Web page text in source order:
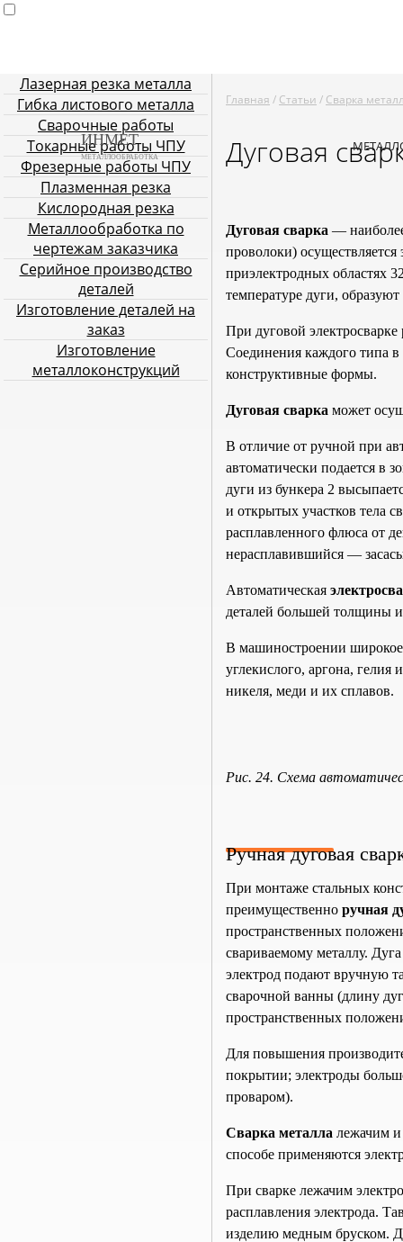
ГлавнаяУслуги металлообработки
Плазменная резка
ИНМЕТ
МЕТАЛЛООБРАБОТКА
Лазерная резка металла
Гибка листового металла
Сварочные работы
Токарные работы ЧПУ
Фрезерные работы ЧПУ
Плазменная резка
Кислородная резка
Металлообработка по
чертежам заказчика
Серийное производство
деталей
Изготовление деталей на
заказ
Изготовление
металлоконструкций
Главная / Статьи / Сварка
Дуговая
Дуговая сварка —
проволоки)
приэлектродных областях
температуре дуги,
При дуговой
Соединения каждого типа
конструктивные формы.
Дуговая сварка может
В отличие от ручной при
автоматически подается в
дуги из бункера 2
и открытых участков тела
расплавленного флюса от
нерасплавившийся —
Автоматическая
деталей большей толщины
В машиностроении широкое
углекислого, аргона,
никеля, меди и их сплавов.
Рис. 24. Схема
Ручная дуговая
При монтаже стальных
преимущественно ручная
пространственных
свариваемому металлу.
электрод подают вручную
сварочной ванны (длину
пространственных
Для повышения
покрытии; электроды
проваром).
Сварка металла лежачим и
способе применяются
При сварке лежачим
расплавления электрода.
изделию медным бруском.